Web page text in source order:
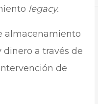
legacy.
almacenamiento
dinero a través de
de